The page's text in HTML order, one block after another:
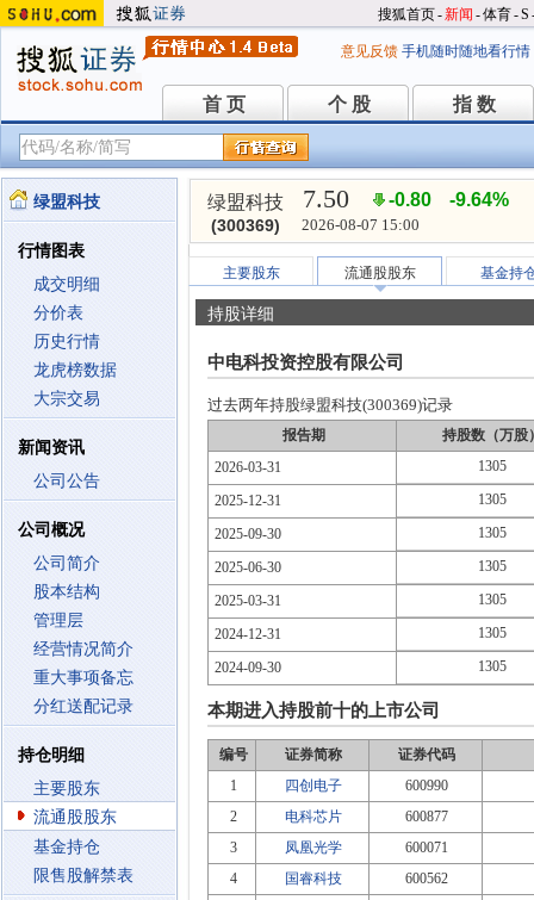
搜狐首页-新闻 -体育-S
意见反馈 手机随时随地看行情
首 页
首 页 个 股
个 股 指 数
指 数
绿盟科技
行情图表
成交明细
分价表
历史行情
龙虎榜数据
大宗交易
新闻资讯
公司公告
公司概况
公司简介
股本结构
管理层
经营情况简介
重大事项备忘
分红送配记录
持仓明细
主要股东
流通股股东
基金持仓
限售股解禁表
绿盟科技
(300369)
7.50 -0.80 -9.64%
2026-08-07 15:00
主要股东 流通股股东 基金持
持股详细
中电科投资控股有限公司
过去两年持股绿盟科技(300369)记录
报告期
持股数（万股
2026-03-31
1305
2025-12-31 1305
2025-09-30 1305
2025-06-30 1305
2025-03-31 1305
2024-12-31 1305
2024-09-30 1305
本期进入持股前十的上市公司
编号 证券简称
证券代码
1
四创电子
600990
2
电科芯片
600877
3
凤凰光学
600071
4
国睿科技
600562